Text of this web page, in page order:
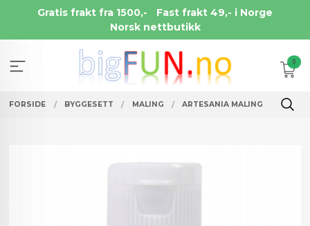
Gratis frakt fra 1500,-
Fast frakt 49,- i Norge
Norsk nettbutikk
0
FORSIDE BYGGESETT MALING ARTESANIA MALING